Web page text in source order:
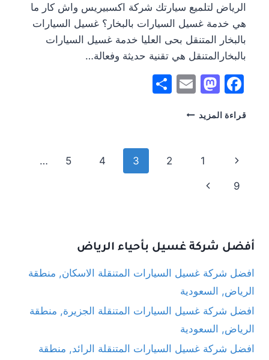
الرياض لتلميع سيارتك شركة اكسبيريس واش كار ما
هي خدمة غسيل السيارات بالبخار؟ غسيل السيارات
بالبخار المتنقل بحى العليا خدمة غسيل السيارات
بالبخارالمتنقل هي تقنية حديثة وفعالة…
Facebook
Mastodon
Email
Share
قراءة المزيد غسيل
2024
Page
navigation
Previous
Page
1
2
3
4
5
…
9
Next
أفضل شركة غسيل بأحياء الرياض
افضل شركة غسيل السيارات المتنقلة الاسكان, منطقة
الرياض, السعودية
افضل شركة غسيل السيارات المتنقلة الجزيرة, منطقة
الرياض, السعودية
افضل شركة غسيل السيارات المتنقلة الرائد, منطقة